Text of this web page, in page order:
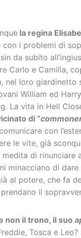
la regina
con i problemi di
da subito
Carlo e Camilla,
nel loro giardinetto
William ed
La vita in Hell
di “
con
le vite, già
di rinunciare
minacciano di
al potere, che fa
il
non il trono, il suo
Tosca e